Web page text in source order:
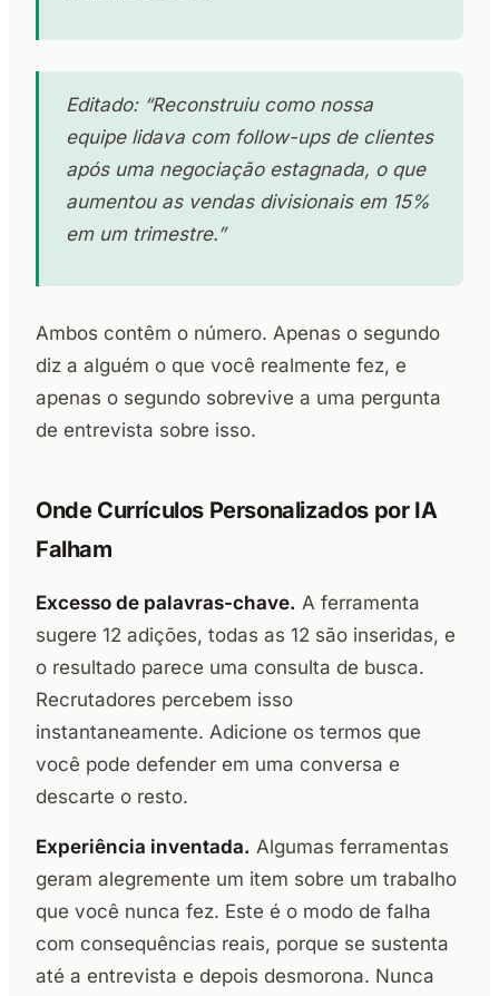
Editado: “Reconstruiu como nossa
equipe lidava com follow-ups de clientes
após uma negociação estagnada, o que
aumentou as vendas divisionais em 15%
em um trimestre.”
Ambos contêm o número. Apenas o segundo
diz a alguém o que você realmente fez, e
apenas o segundo sobrevive a uma pergunta
de entrevista sobre isso.
Onde Currículos Personalizados por IA
Falham
Excesso de palavras-chave. A ferramenta
sugere 12 adições, todas as 12 são inseridas, e
o resultado parece uma consulta de busca.
Recrutadores percebem isso
instantaneamente. Adicione os termos que
você pode defender em uma conversa e
descarte o resto.
Experiência inventada. Algumas ferramentas
geram alegremente um item sobre um trabalho
que você nunca fez. Este é o modo de falha
com consequências reais, porque se sustenta
até a entrevista e depois desmorona. Nunca